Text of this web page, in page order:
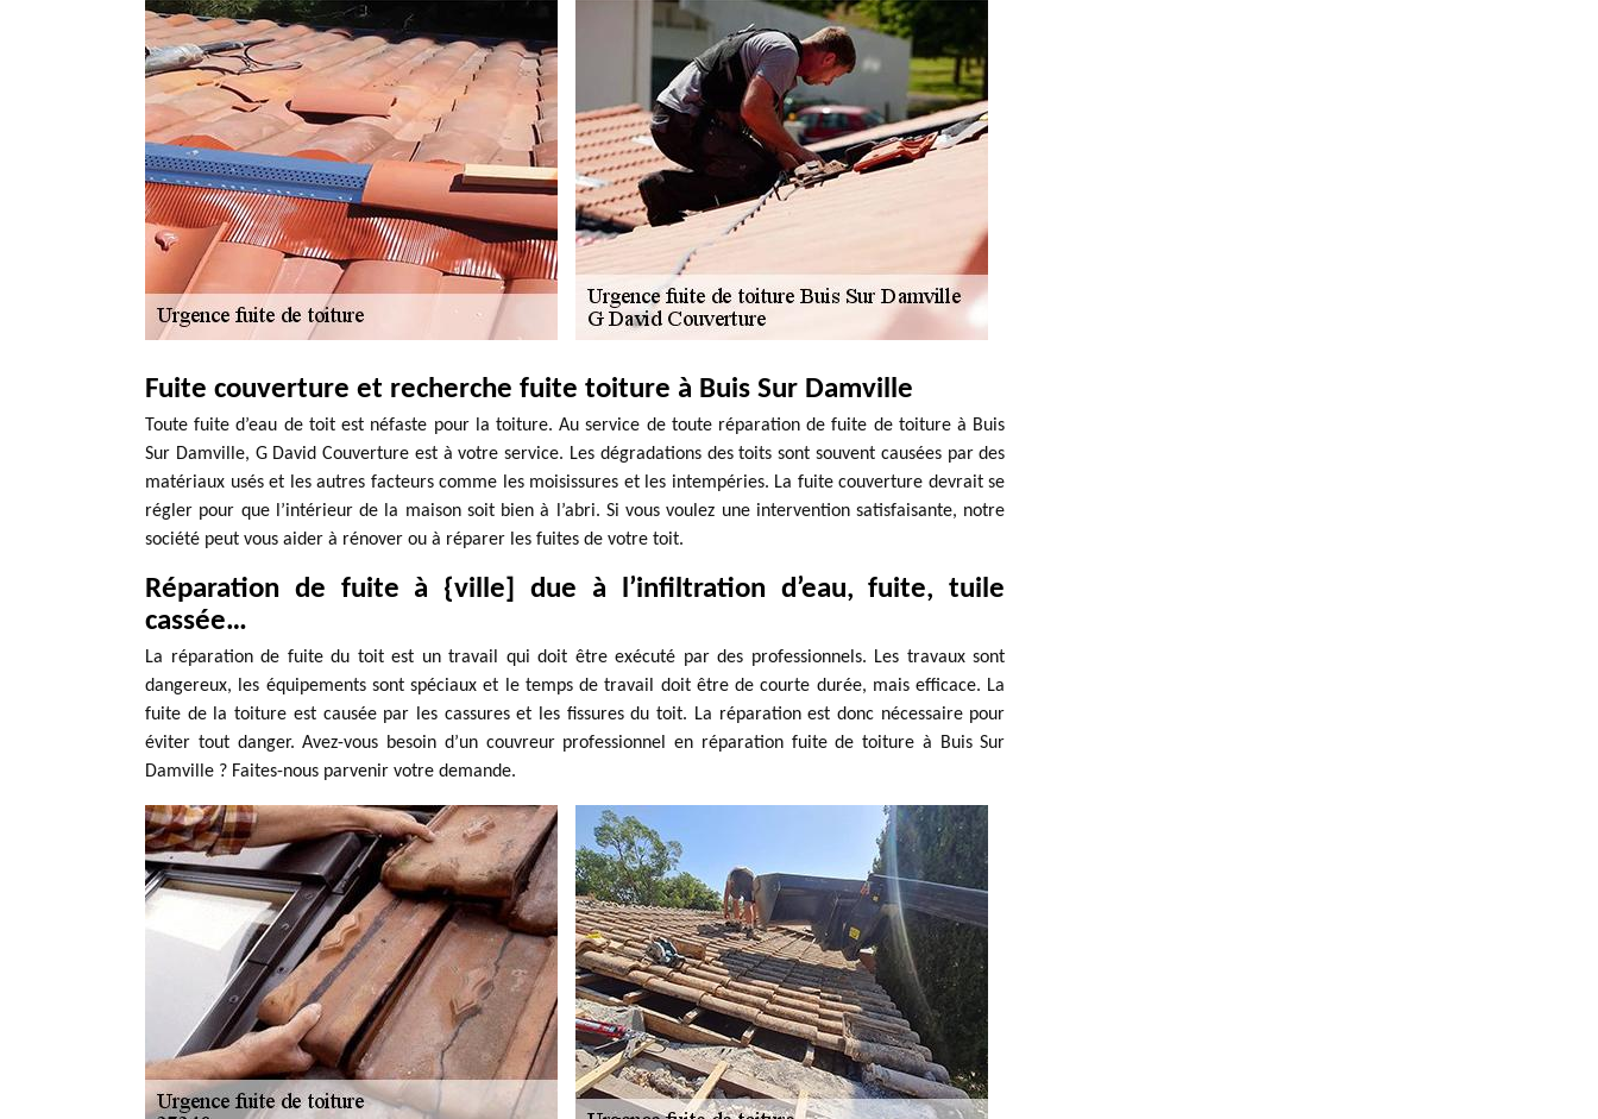
Fuite couverture et recherche fuite toiture à Buis Sur Damville
Toute fuite d’eau de toit est néfaste pour la toiture. Au service de toute réparation de fuite de toiture à Buis
Sur Damville, G David Couverture est à votre service. Les dégradations des toits sont souvent causées par des
matériaux usés et les autres facteurs comme les moisissures et les intempéries. La fuite couverture devrait se
régler pour que l’intérieur de la maison soit bien à l’abri. Si vous voulez une intervention satisfaisante, notre
société peut vous aider à rénover ou à réparer les fuites de votre toit.
Réparation de fuite à {ville] due à l’infiltration d’eau, fuite, tuile
cassée…
La réparation de fuite du toit est un travail qui doit être exécuté par des professionnels. Les travaux sont
dangereux, les équipements sont spéciaux et le temps de travail doit être de courte durée, mais efficace. La
fuite de la toiture est causée par les cassures et les fissures du toit. La réparation est donc nécessaire pour
éviter tout danger. Avez-vous besoin d’un couvreur professionnel en réparation fuite de toiture à Buis Sur
Damville ? Faites-nous parvenir votre demande.